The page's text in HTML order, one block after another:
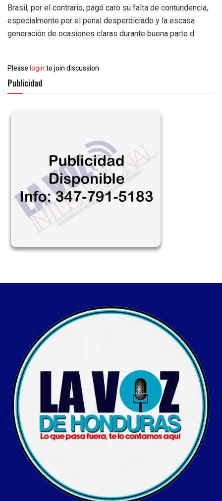
Brasil, por el contrario, pagó caro su falta de contundencia,
especialmente por el penal desperdiciado y la escasa
generación de ocasiones claras durante buena parte d
Pleaseloginto join discussion
Publicidad